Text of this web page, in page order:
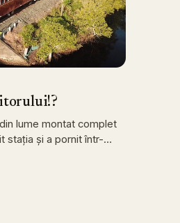
lume montat complet
stația și a pornit într-…